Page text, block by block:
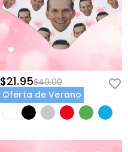
$21.95$40.00
Oferta de Verano